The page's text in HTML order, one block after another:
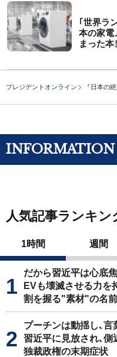
｢世界ラ
本の家電
まった本
プレジデントオンライン 『日本の
INFORMATION
人気記事ランキン
1時間 週間
だから習近平は心底
EVも壊滅させる力を
割を握る"素材"の名前
プーチンは動揺し､
習近平に見放され､側
独裁政権の末期症状